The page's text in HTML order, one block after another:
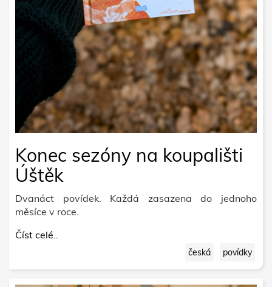
Konec sezóny na koupališti
Úštěk
Dvanáct povídek. Každá zasazena do jednoho
měsíce v roce.
Číst celé..
česká povídky